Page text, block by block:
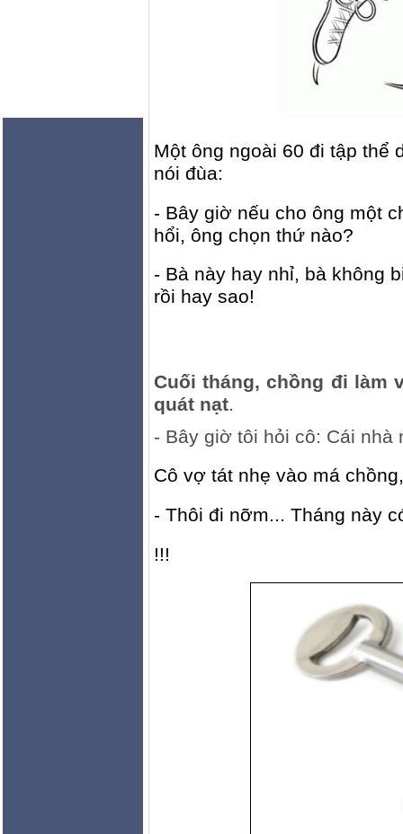
Một ông ngoài 60 đi tập
nói đùa:
- Bây giờ nếu cho ông một
hổi, ông chọn thứ nào?
- Bà này hay nhỉ, bà không
rồi hay sao!
Cuối tháng, chồng đi làm
quát nạt.
- Bây giờ tôi hỏi cô: Cái nhà
Cô vợ tát nhẹ vào má
- Thôi đi nỡm... Tháng này
!!!